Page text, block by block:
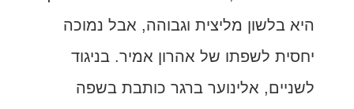
היא בלשון מליצית וגבוהה, אבל נמוכה
יחסית לשפתו של אהרון אמיר. בניגוד
לשניים, אלינוער ברגר כותבת בשפה